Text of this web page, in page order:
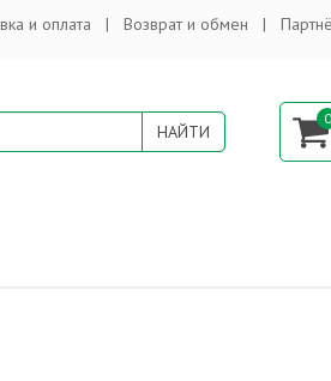
и оплата Возврат и обмен
0